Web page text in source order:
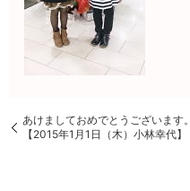
あけましておめでとうございます
【2015年1月1日（木）小林幸代】